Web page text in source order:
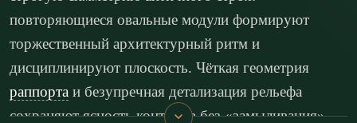
повторяющиеся овальные модули формируют
торжественный архитектурный ритм и
дисциплинируют плоскость. Чёткая геометрия
раппорта и безупречная детализация рельефа
сохраняют ясность контуров без «замыливания»,